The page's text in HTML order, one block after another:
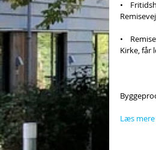
•
•
Kirke, får
Læs